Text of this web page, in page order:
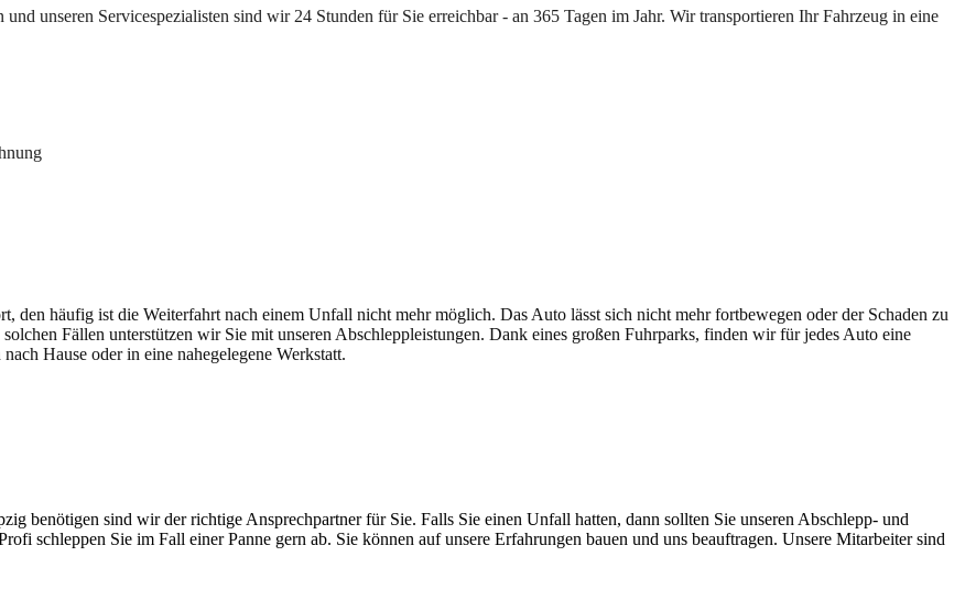
unseren Servicespezialisten sind wir 24 Stunden für Sie erreichbar - an 365 Tagen im Jahr. Wir transportieren Ihr Fahrzeug in eine
den häufig ist die Weiterfahrt nach einem Unfall nicht mehr möglich. Das Auto lässt sich nicht mehr fortbewegen oder der Schaden zu
Fällen unterstützen wir Sie mit unseren Abschleppleistungen. Dank eines großen Fuhrparks, finden wir für jedes Auto eine
Hause oder in eine nahegelegene Werkstatt.
benötigen sind wir der richtige Ansprechpartner für Sie. Falls Sie einen Unfall hatten, dann sollten Sie unseren Abschlepp- und
schleppen Sie im Fall einer Panne gern ab. Sie können auf unsere Erfahrungen bauen und uns beauftragen. Unsere Mitarbeiter sind